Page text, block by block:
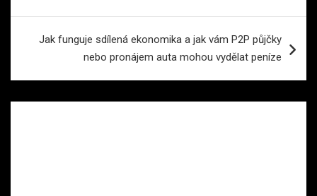
Jak funguje sdílená ekonomika a jak vám P2P půjčky
nebo pronájem auta mohou vydělat peníze